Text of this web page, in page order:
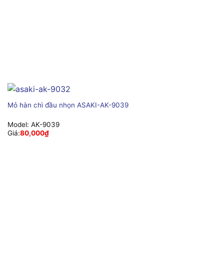
Mỏ hàn chì đầu nhọn ASAKI-AK-9039
Model: AK-9039
Giá:80,000₫